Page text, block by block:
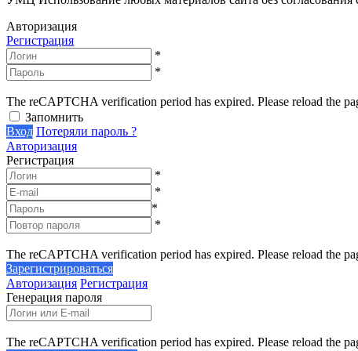
Авторизация
Регистрация
*
*
The reCAPTCHA verification period has expired. Please reload the
Запомнить
Вход Потеряли пароль ?
Авторизация
Регистрация
*
*
*
*
The reCAPTCHA verification period has expired. Please reload the
Зарегистрироваться
Авторизация Регистрация
Генерация пароля
The reCAPTCHA verification period has expired. Please reload the